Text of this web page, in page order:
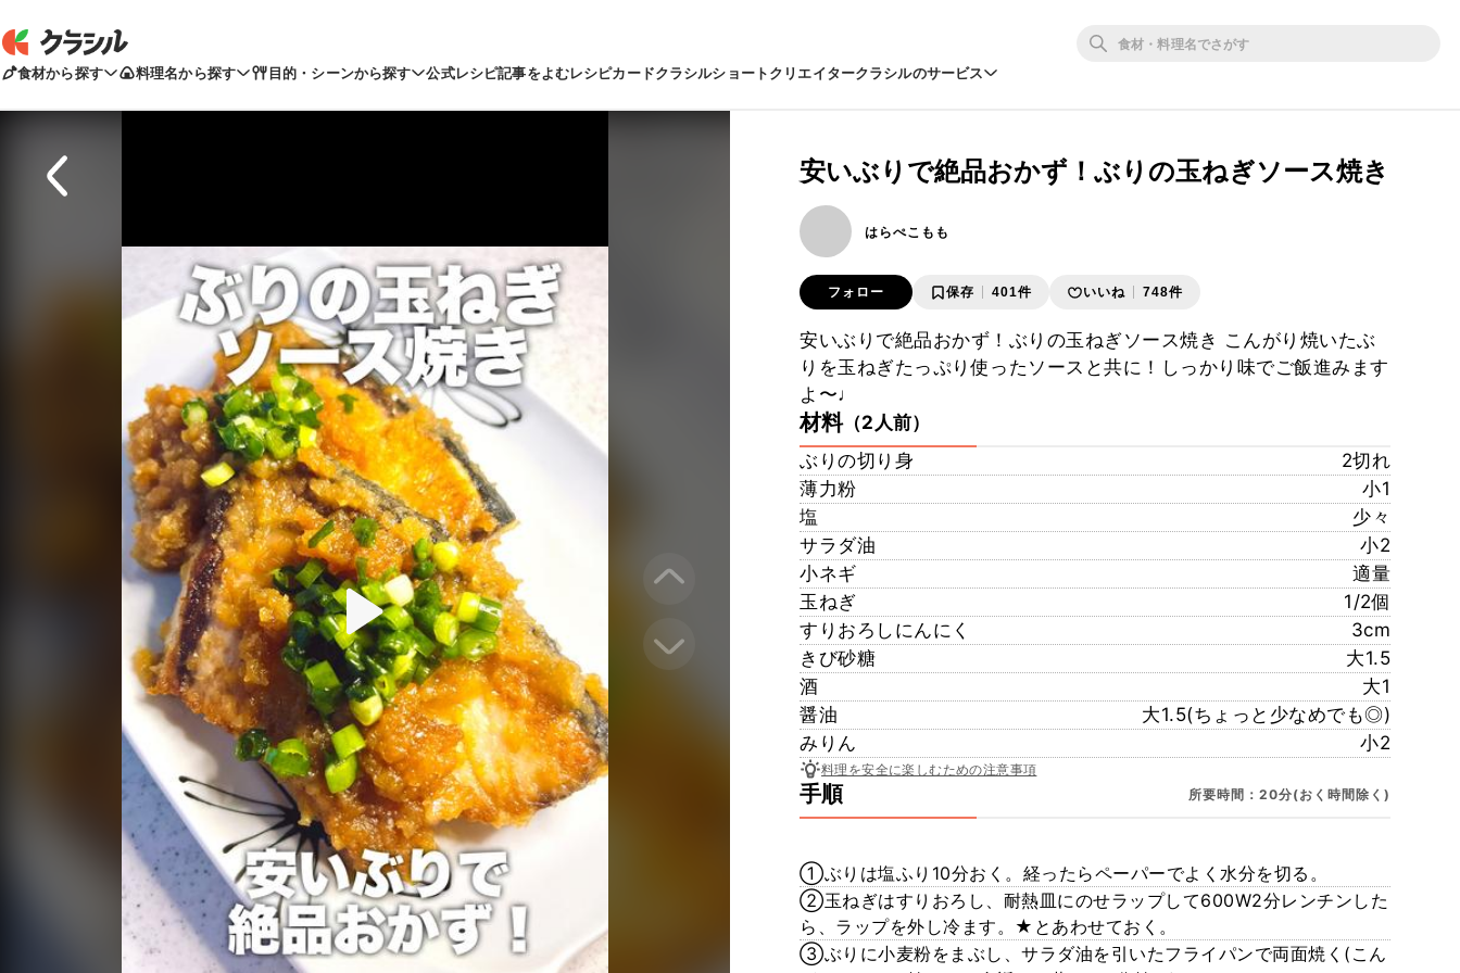
食材から探す 料理名から探す 目的・シーンから探す 公式レシピ記事をよむレシピカードクラシルショートクリエイタークラシルのサービス
安いぶりで絶品おかず！ぶりの玉ねぎソース焼き
はらぺこもも
フォロー 保存 401件 いいね 748件
安いぶりで絶品おかず！ぶりの玉ねぎソース焼き こんがり焼いたぶ
りを玉ねぎたっぷり使ったソースと共に！しっかり味でご飯進みます
よ〜♩
材料（2人前）
ぶりの切り身
2切れ
薄力粉
小1
塩
少々
サラダ油
小2
小ネギ
適量
玉ねぎ
1/2個
すりおろしにんにく
3cm
きび砂糖
大1.5
酒
大1
醤油
大1.5(ちょっと少なめでも◎)
みりん
小2
料理を安全に楽しむための注意事項
手順 所要時間：20分(おく時間除く)
①ぶりは塩ふり10分おく。経ったらペーパーでよく水分を切る。
②玉ねぎはすりおろし、耐熱皿にのせラップして600W2分レンチンした
ら、ラップを外し冷ます。★とあわせておく。
③ぶりに小麦粉をまぶし、サラダ油を引いたフライパンで両面焼く(こん